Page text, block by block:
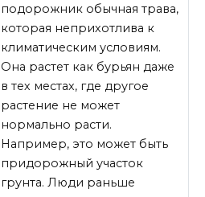
подорожник обычная трава,
которая неприхотлива к
климатическим условиям.
Она растет как бурьян даже
в тех местах, где другое
растение не может
нормально расти.
Например, это может быть
придорожный участок
грунта. Люди раньше